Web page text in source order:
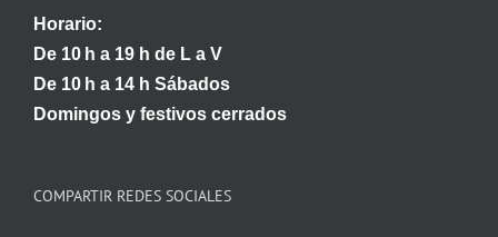
Horario:
De 10 h a 19 h de L a V
De 10 h a 14 h Sábados
Domingos y festivos cerrados
COMPARTIR REDES SOCIALES